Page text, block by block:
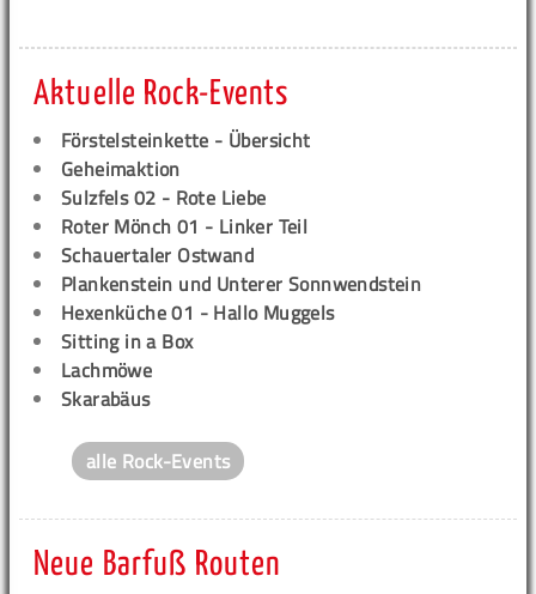
Aktuelle Rock-Events
Förstelsteinkette - Übersicht
Geheimaktion
Sulzfels 02 - Rote Liebe
Roter Mönch 01 - Linker Teil
Schauertaler Ostwand
Plankenstein und Unterer Sonnwendstein
Hexenküche 01 - Hallo Muggels
Sitting in a Box
Lachmöwe
Skarabäus
alle Rock-Events
Neue Barfuß Routen